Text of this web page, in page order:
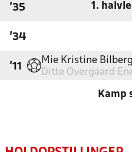
'35 1.
'34
'11
Mie Kristine
Ditte Overgaard
Kamp